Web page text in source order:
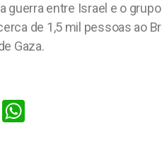
guerra entre Israel e o
de 1,5 mil pessoas ao
Gaza.
F